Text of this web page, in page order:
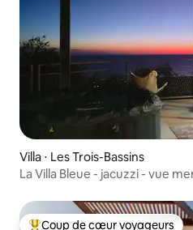
Villa ⋅ Les Trois-Bassins
La Villa Bleue - jacuzzi - vue
Coup de cœur voyageurs